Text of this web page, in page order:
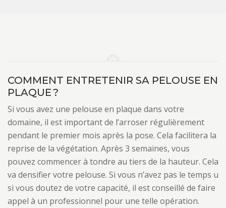
COMMENT ENTRETENIR SA PELOUSE EN
PLAQUE ?
Si vous avez une pelouse en plaque dans votre
domaine, il est important de l’arroser régulièrement
pendant le premier mois après la pose. Cela facilitera la
reprise de la végétation. Après 3 semaines, vous
pouvez commencer à tondre au tiers de la hauteur. Cela
va densifier votre pelouse. Si vous n’avez pas le temps u
si vous doutez de votre capacité, il est conseillé de faire
appel à un professionnel pour une telle opération.